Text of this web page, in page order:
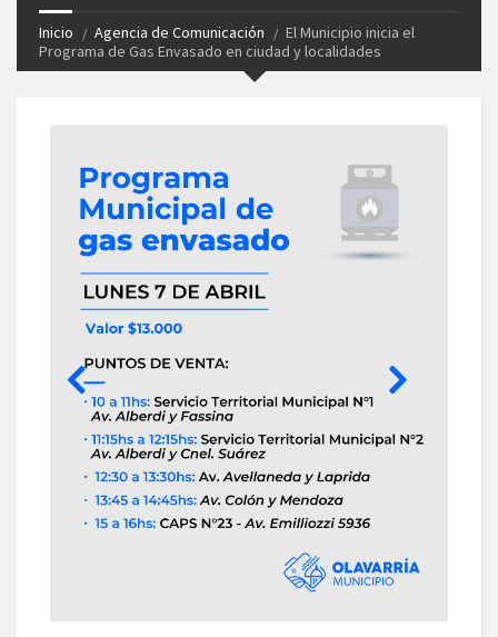
Inicio Agencia de Comunicación
El Municipio inicia el
Programa de Gas Envasado en ciudad y localidades